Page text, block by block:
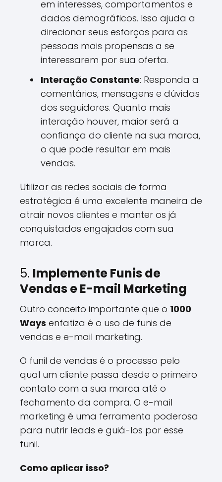
em interesses, comportamentos e
dados demográficos. Isso ajuda a
direcionar seus esforços para as
pessoas mais propensas a se
interessarem por sua oferta.
Interação Constante: Responda a
comentários, mensagens e dúvidas
dos seguidores. Quanto mais
interação houver, maior será a
confiança do cliente na sua marca,
o que pode resultar em mais
vendas.
Utilizar as redes sociais de forma
estratégica é uma excelente maneira de
atrair novos clientes e manter os já
conquistados engajados com sua
marca.
5. Implemente Funis de
Vendas e E-mail Marketing
Outro conceito importante que o 1000
Ways enfatiza é o uso de funis de
vendas e e-mail marketing.
O funil de vendas é o processo pelo
qual um cliente passa desde o primeiro
contato com a sua marca até o
fechamento da compra. O e-mail
marketing é uma ferramenta poderosa
para nutrir leads e guiá-los por esse
funil.
Como aplicar isso?